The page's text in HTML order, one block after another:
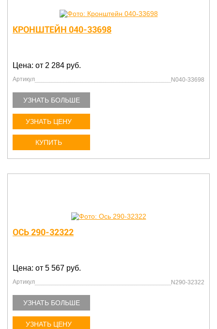
КРОНШТЕЙН 040-33698
Цена: от 2 284 руб.
Артикул N040-33698
УЗНАТЬ БОЛЬШЕ
УЗНАТЬ ЦЕНУ
КУПИТЬ
ОСЬ 290-32322
Цена: от 5 567 руб.
Артикул N290-32322
УЗНАТЬ БОЛЬШЕ
УЗНАТЬ ЦЕНУ